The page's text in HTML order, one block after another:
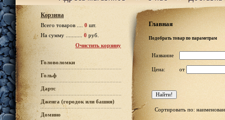
Корзина
Всего товаров .... 0 шт.
На сумму ........... 0 руб.
Очистить корзину
Головоломки
Гольф
Дартс
Дженга (городок или башня)
Домино
Главная
Подобрать товар по параметрам
Название
Цена: от
Сортировать по: